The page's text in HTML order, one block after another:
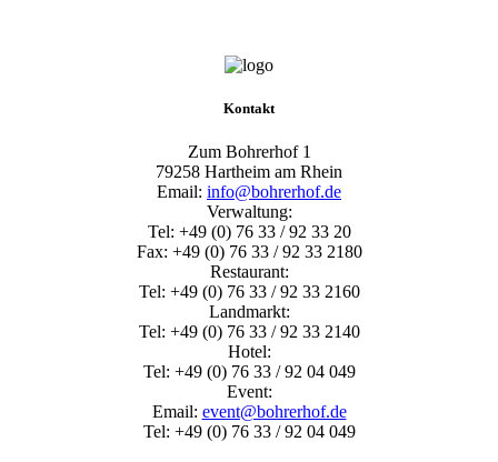
Kontakt
Zum Bohrerhof 1
79258 Hartheim am Rhein
Email: info@bohrerhof.de
Verwaltung:
Tel: +49 (0) 76 33 / 92 33 20
Fax: +49 (0) 76 33 / 92 33 2180
Restaurant:
Tel: +49 (0) 76 33 / 92 33 2160
Landmarkt:
Tel: +49 (0) 76 33 / 92 33 2140
Hotel:
Tel: +49 (0) 76 33 / 92 04 049
Event:
Email: event@bohrerhof.de
Tel: +49 (0) 76 33 / 92 04 049